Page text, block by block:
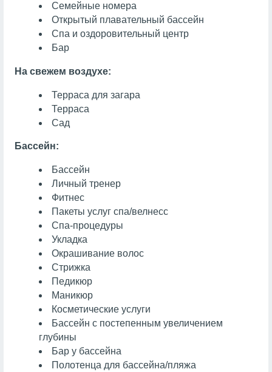
Семейные номера
Открытый плавательный бассейн
Спа и оздоровительный центр
Бар
На свежем воздухе:
Терраса для загара
Терраса
Сад
Бассейн:
Бассейн
Личный тренер
Фитнес
Пакеты услуг спа/велнесс
Спа-процедуры
Укладка
Окрашивание волос
Стрижка
Педикюр
Маникюр
Косметические услуги
Бассейн с постепенным увеличением
глубины
Бар у бассейна
Полотенца для бассейна/пляжа